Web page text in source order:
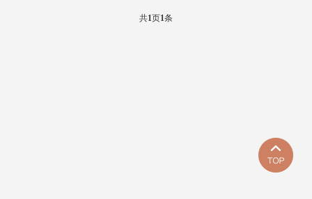
共1页1条